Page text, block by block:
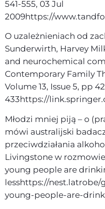
541-555, 03 Jul
2009https://
O uzależnieniach od
Sunderwirth, Harvey
and neurochemical
Contemporary Family
Volume 13, Issue 5, pp
433https://
Młodzi mniej piją – o
mówi australijski
przeciwdziałania
Livingstone w
young people are
lesshttps://
young-people-are-